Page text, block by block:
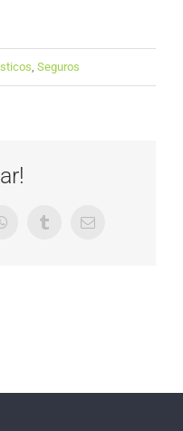
Seguros
WhatsAppTumblrEmail